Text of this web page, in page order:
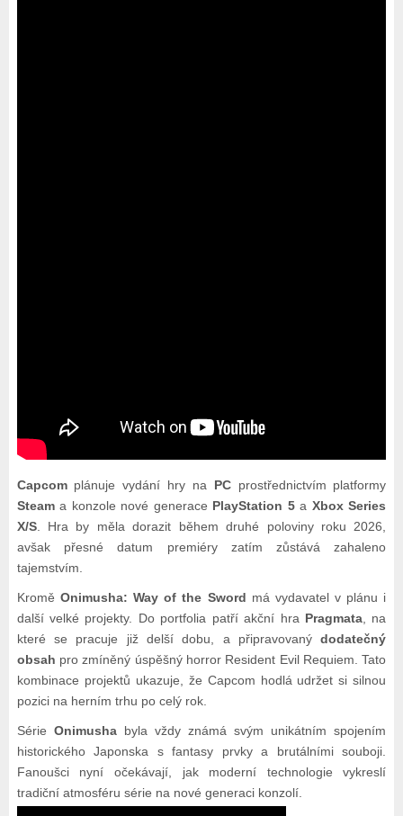
Capcomplánuje vydání hry na PCprostřednictvím platformy
Steama konzole nové generace PlayStation 5a Xbox Series
X/S. Hra by měla dorazit během druhé poloviny roku 2026,
avšak přesné datum premiéry zatím zůstává zahaleno
tajemstvím.
Kromě Onimusha: Way of the Sword má vydavatel v plánu i
další velké projekty. Do portfolia patří akční hra Pragmata , na
které se pracuje již delší dobu, a připravovanýdodatečný
obsah pro zmíněný úspěšný horror Resident Evil Requiem. Tato
kombinace projektů ukazuje, že Capcom hodlá udržet si silnou
pozici na herním trhu po celý rok.
Série Onimushabyla vždy známá svým unikátním spojením
historického Japonska s fantasy prvky a brutálními souboji.
Fanoušci nyní očekávají, jak moderní technologie vykreslí
tradiční atmosféru série na nové generaci konzolí.